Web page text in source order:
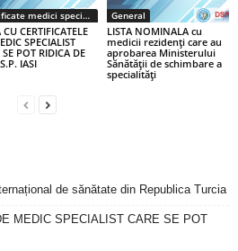
Certificate medici specialiști / primari
CU CERTIFICATELE
SPECIALIST
SE POT RIDICA DE
IASI
General
LISTA NOMINALA cu
medicii rezidenţi care au
aprobarea Ministerului
Sănătăţii de schimbare a
specialităţi
de sănătate din Republica Turcia
MEDIC SPECIALIST CARE SE POT